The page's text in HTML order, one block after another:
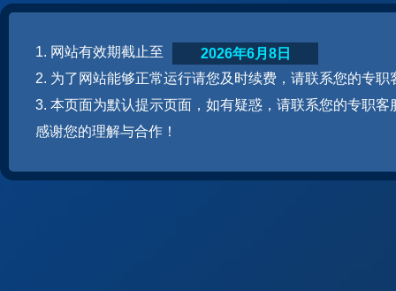
1. 网站有效期截止至
2. 为了网站能够正常运行请您及时续费，请联系您的专职
3. 本页面为默认提示页面，如有疑惑，请联系您的专职客
感谢您的理解与合作！
2026年6月8日